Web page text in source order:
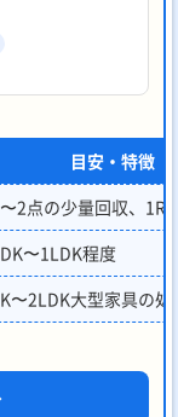
目安・特徴
2点の少量回収、1R
〜1LDK程度
〜2LDK大型家具の処